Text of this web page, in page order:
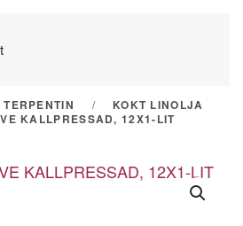
KOKT LINOLJA
KALLPRESSAD, 12X1-LIT